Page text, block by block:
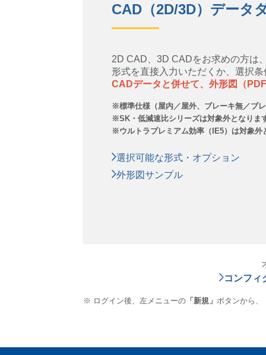
CAD（2D/3D）データ
2D CAD、3D CADをお求めの方は
形式を直接入力いただくか、選択
CADデータと併せて、外形図（
標準仕様（屋内／屋外、ブレーキ無／ブ
SK・低減速比シリーズは対象外となりま
ウルトラプレミアム効率（IE5）は対象外
選択可能な形式・オプション
外形図サンプル
コンフィ
ログイン後、左メニューの 「新規」 ボタンから、